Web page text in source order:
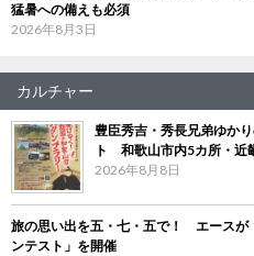
猛暑への備えも必須
2026年8月3日
カルチャー
豊臣秀吉・秀長兄弟ゆか
ト 和歌山市内5カ所・近
2026年8月8日
旅の思い出を五・七・五で！ エースが
ンテスト」を開催